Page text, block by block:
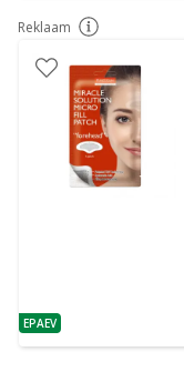
Reklaam nõuanne
nõuanne
EPAEV